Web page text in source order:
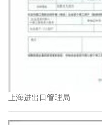
上海进出口管理局